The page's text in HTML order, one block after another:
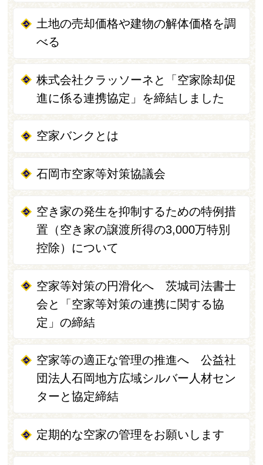
土地の売却価格や建物の解体価格を調
べる
株式会社クラッソーネと「空家除却促
進に係る連携協定」を締結しました
空家バンクとは
石岡市空家等対策協議会
空き家の発生を抑制するための特例措
置（空き家の譲渡所得の3,000万特別
控除）について
空家等対策の円滑化へ 茨城司法書士
会と「空家等対策の連携に関する協
定」の締結
空家等の適正な管理の推進へ 公益社
団法人石岡地方広域シルバー人材セン
ターと協定締結
定期的な空家の管理をお願いします